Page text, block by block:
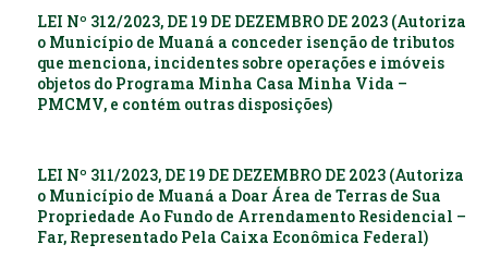
LEI Nº 312/2023, DE 19 DE DEZEMBRO DE 2023 (Autoriza
o Município de Muaná a conceder isenção de tributos
que menciona, incidentes sobre operações e imóveis
objetos do Programa Minha Casa Minha Vida –
PMCMV, e contém outras disposições)
LEI Nº 311/2023, DE 19 DE DEZEMBRO DE 2023 (Autoriza
o Município de Muaná a Doar Área de Terras de Sua
Propriedade Ao Fundo de Arrendamento Residencial –
Far, Representado Pela Caixa Econômica Federal)